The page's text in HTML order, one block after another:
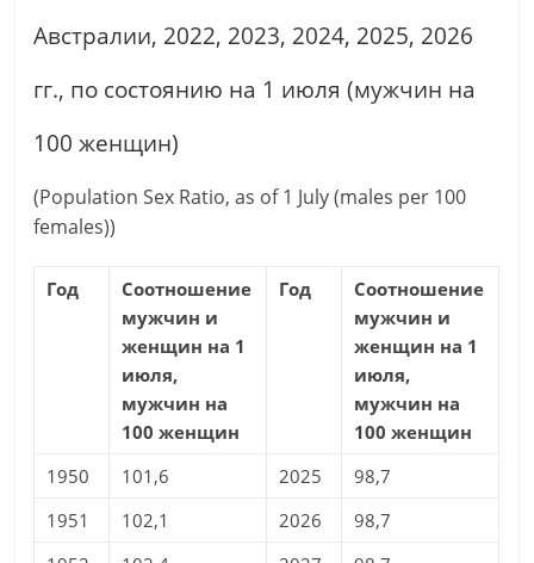
Австралии, 2022, 2023, 2024, 2025, 2026
гг., по состоянию на 1 июля (мужчин на
100 женщин)
(Population Sex Ratio, as of 1 July (males per 100
females))
Год
Соотношение
мужчин и
женщин на 1
июля,
мужчин на
100 женщин
Год
Соотношение
мужчин и
женщин на 1
июля,
мужчин на
100 женщин
1950
101,6 2025
98,7
1951
102,1 2026
98,7